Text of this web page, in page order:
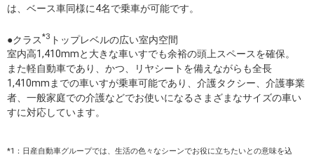
は、ベース車同様に4名で乗車が可能です。
●クラス*3 トップレベルの広い室内空間
室内高1,410mmと大きな車いすでも余裕の頭上スペースを確保。
また軽自動車であり、かつ、リヤシートを備えながらも全長
1,410mmまでの車いすが乗車可能であり、介護タクシー、介護事業
者、一般家庭での介護などでお使いになるさまざまなサイズの車い
すに対応しています。
*1：日産自動車グループでは、生活の色々なシーンでお役に立ちたいとの意味を込